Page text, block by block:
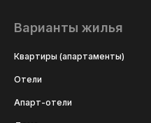
Варианты жилья
Квартиры (апартаменты)
Отели
Апарт-отели